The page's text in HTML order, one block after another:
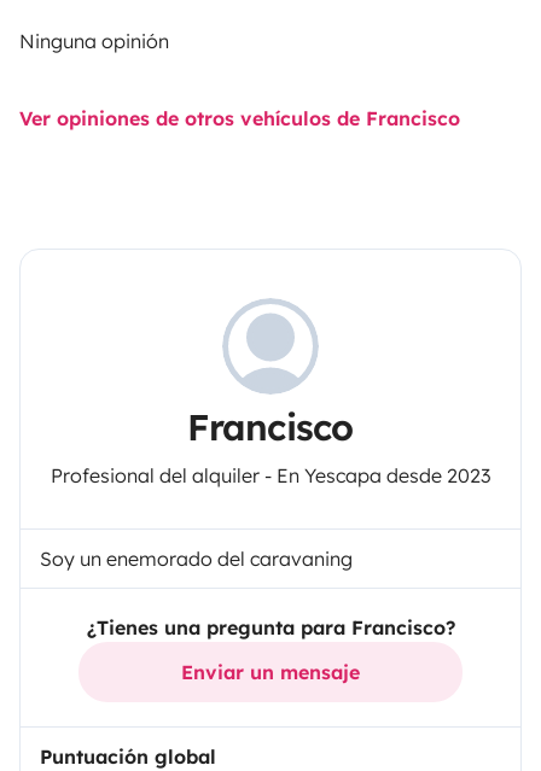
Ninguna opinión
Ver opiniones de otros vehículos de Francisco
Francisco
Profesional del alquiler - En Yescapa desde 2023
Soy un enemorado del caravaning
¿Tienes una pregunta para Francisco?
Enviar un mensaje
Puntuación global